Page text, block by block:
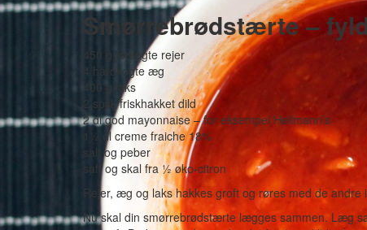
Smørrebrødstærte –
450 g forkogte rejer
4 hårdkogte æg
400 g laks
2 spsk friskhakket dild
2 dl god mayonnaise – for eksempel Hellmann’s
1½ dl creme fraiche 18%
salt og peber
saft og skal fra ½ øko-citron
Rejer, æg og laks hakkes groft og røres med de andre
Nu skal din smørrebrødstærte lægges sammen. Læg